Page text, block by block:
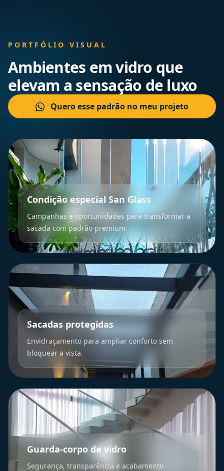
PORTFÓLIO VISUAL
Ambientes em vidro que
elevam a sensação de luxo
Quero esse padrão no meu projeto
Condição especial San Glass
Campanhas e oportunidades para transformar a
sacada com padrão premium.
Sacadas protegidas
Envidraçamento para ampliar conforto sem
bloquear a vista.
Guarda-corpo de vidro
Segurança, transparência e acabamento